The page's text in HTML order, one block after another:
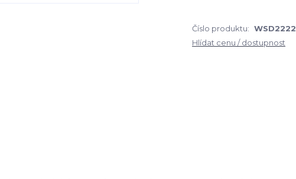
Číslo produktu: WSD2222
Hlídat cenu / dostupnost